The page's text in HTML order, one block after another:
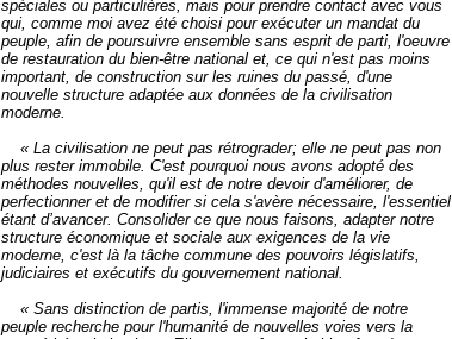
spéciales ou particulières, mais pour prendre contact avec vous
qui, comme moi avez été choisi pour exécuter un mandat du
peuple, afin de poursuivre ensemble sans esprit de parti, l'oeuvre
de restauration du bien-être national et, ce qui n'est pas moins
important, de construction sur les ruines du passé, d'une
nouvelle structure adaptée aux données de la civilisation
moderne.
« La civilisation ne peut pas rétrograder; elle ne peut pas non
plus rester immobile. C'est pourquoi nous avons adopté des
méthodes nouvelles, qu'il est de notre devoir d'améliorer, de
perfectionner et de modifier si cela s'avère nécessaire, l'essentiel
étant d’avancer. Consolider ce que nous faisons, adapter notre
structure économique et sociale aux exigences de la vie
moderne, c'est là la tâche commune des pouvoirs législatifs,
judiciaires et exécutifs du gouvernement national.
« Sans distinction de partis, l'immense majorité de notre
peuple recherche pour l'humanité de nouvelles voies vers la